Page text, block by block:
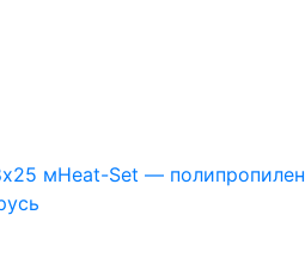
мHeat-Set — полипропилен